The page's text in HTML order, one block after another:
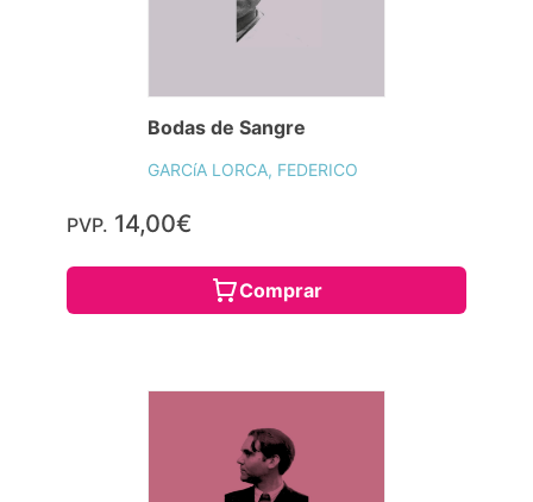
Bodas de Sangre
GARCíA LORCA, FEDERICO
PVP. 14,00€
Comprar